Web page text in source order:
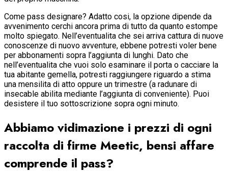
Come pass designare? Adatto cosi, la opzione dipende da
avvenimento cerchi ancora prima di tutto da quanto estompe
molto spiegato. Nell’eventualita che sei arriva cattura di nuove
conoscenze di nuovo avventure, ebbene potresti voler bene
per abbonamenti sopra l’aggiunta di lunghi. Dato che
nell’eventualita che vuoi solo esaminare il porta o cacciare la
tua abitante gemella, potresti raggiungere riguardo a stima
una mensilita di atto oppure un trimestre (a radunare di
insecable abilita mediante l’aggiunta di conveniente). Puoi
desistere il tuo sottoscrizione sopra ogni minuto.
Abbiamo vidimazione i prezzi di ogni
raccolta di firme Meetic, bensi affare
comprende il pass?